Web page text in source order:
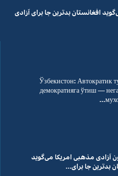
افغانستان بدترین جا برای آزادی
Ўзбекистон: Автократик
демократияга ўтиш —
آزادی مذهبی امریکا می‌گوید
بدترین جا برای...